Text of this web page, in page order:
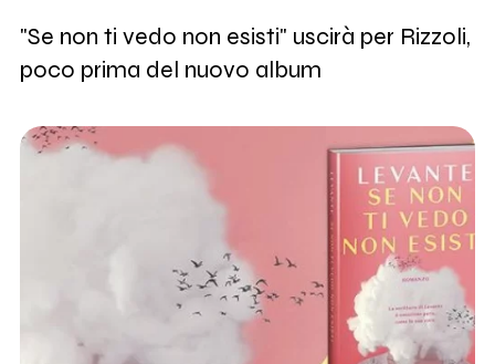
"Se non ti vedo non esisti" uscirà per Rizzoli,
poco prima del nuovo album